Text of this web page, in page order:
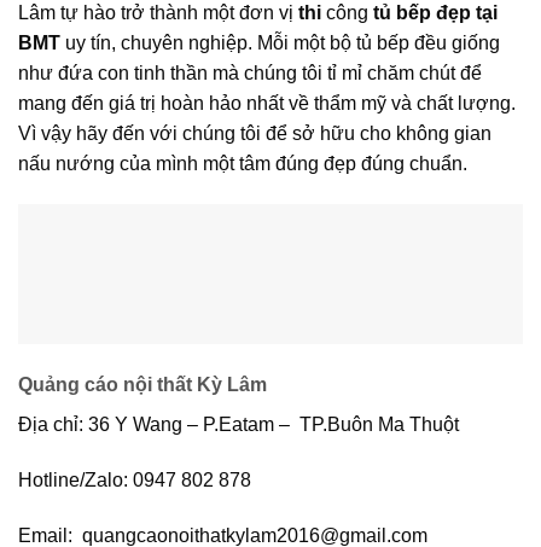
Lâm tự hào trở thành một đơn vị thi công tủ bếp đẹp tại
BMT uy tín, chuyên nghiệp. Mỗi một bộ tủ bếp đều giống
như đứa con tinh thần mà chúng tôi tỉ mỉ chăm chút để
mang đến giá trị hoàn hảo nhất về thẩm mỹ và chất lượng.
Vì vậy hãy đến với chúng tôi để sở hữu cho không gian
nấu nướng của mình một tâm đúng đẹp đúng chuẩn.
Quảng cáo nội thất Kỳ Lâm
Địa chỉ: 36 Y Wang – P.Eatam – TP.Buôn Ma Thuột
Hotline/Zalo: 0947 802 878
Email: quangcaonoithatkylam2016@gmail.com